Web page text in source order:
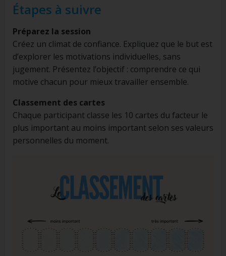
Étapes à suivre
Préparez la session
Créez un climat de confiance. Expliquez que le but est
d’explorer les motivations individuelles, sans
jugement. Présentez l’objectif : comprendre ce qui
motive chacun pour mieux travailler ensemble.
Classement des cartes
Chaque participant classe les 10 cartes du facteur le
plus important au moins important selon ses valeurs
personnelles du moment.